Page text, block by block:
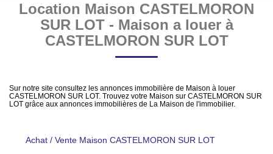
GESTION
ESTIMATION
Estimation En Ligne Gratuite
Sélectionnez...
Type de bien
Location Maison CASTELMORON
SUR LOT - Maison a louer à
CASTELMORON SUR LOT
Sur notre site consultez les annonces immobilière de Maison à louer
CASTELMORON SUR LOT. Trouvez votre Maison sur CASTELMORON SUR
LOT grâce aux annonces immobilières de La Maison de l'immobilier.
Achat / Vente Maison CASTELMORON SUR LOT